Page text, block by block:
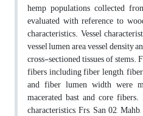
hemp populations collected
evaluated with reference to
characteristics. Vessel
vessel lumen area, vessel density
cross-sectioned tissues of
fibers including fiber length,
and fiber lumen width were
macerated bast and core
characteristics, Frs, San 02,